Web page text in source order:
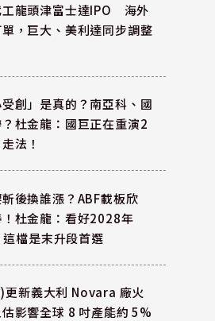
工龍頭津富士達IPO 海外
，巨大、美利達同步調整
受創」是真的？南亞科、國
杜金龍：國巨正在重演2
法！
後換誰漲？ABF載板欣
杜金龍：看好2028年
檔是末升段首選
新義大利 Novara 廠火
影響全球 8 吋產能約 5%